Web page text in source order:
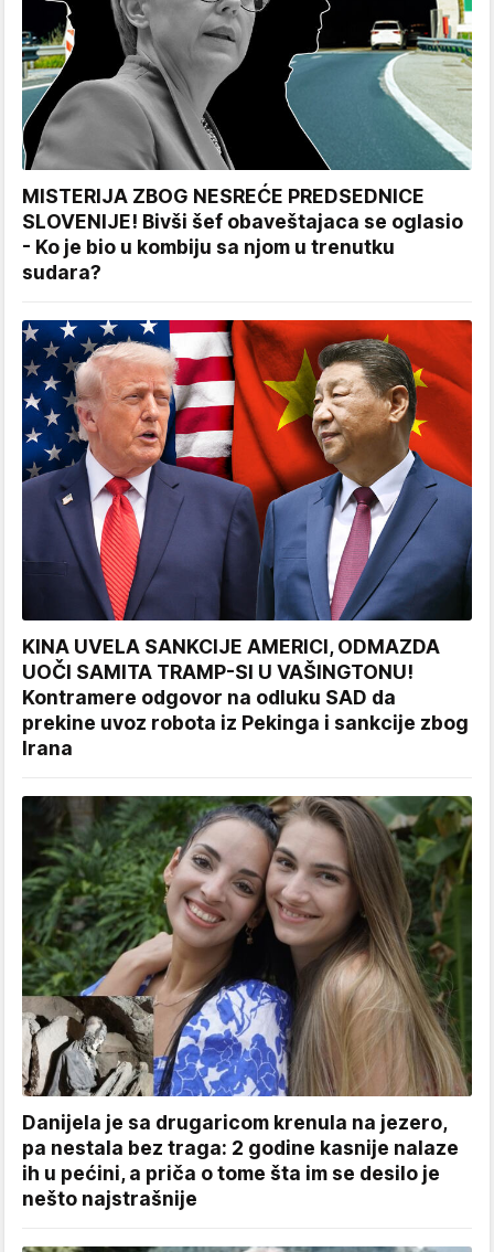
MISTERIJA ZBOG NESREĆE PREDSEDNICE
SLOVENIJE! Bivši šef obaveštajaca se oglasio
- Ko je bio u kombiju sa njom u trenutku
sudara?
KINA UVELA SANKCIJE AMERICI, ODMAZDA
UOČI SAMITA TRAMP-SI U VAŠINGTONU!
Kontramere odgovor na odluku SAD da
prekine uvoz robota iz Pekinga i sankcije zbog
Irana
Danijela je sa drugaricom krenula na jezero,
pa nestala bez traga: 2 godine kasnije nalaze
ih u pećini, a priča o tome šta im se desilo je
nešto najstrašnije